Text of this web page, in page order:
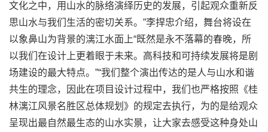
文化之中，用山水的脉络演绎历史的发展，引起观众重新反
思山水与我们生活的密切关系。”李捍忠介绍，舞台将设在
以象鼻山为背景的漓江水面上“既然是永不落幕的春晚，所
以我们在设计上更着眼于未来。高科技和可持续发展将是剧
场建设的最大特点。”“我们整个演出传达的是人与山水和谐
共生的理念，因此在项目设计过程中，我们也严格按照《桂
林漓江风景名胜区总体规划》的规定去执行，为的是给观众
呈现出最自然最生态的山水实景，让大家去感受这种身处山